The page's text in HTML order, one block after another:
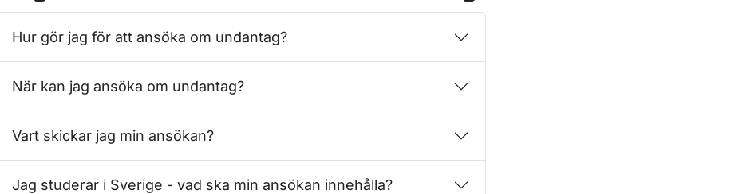
för Förlorat körkort
Hur gör jag för att ansöka om undantag?
När kan jag ansöka om undantag?
Vart skickar jag min ansökan?
Jag studerar i Sverige - vad ska min ansökan innehålla?